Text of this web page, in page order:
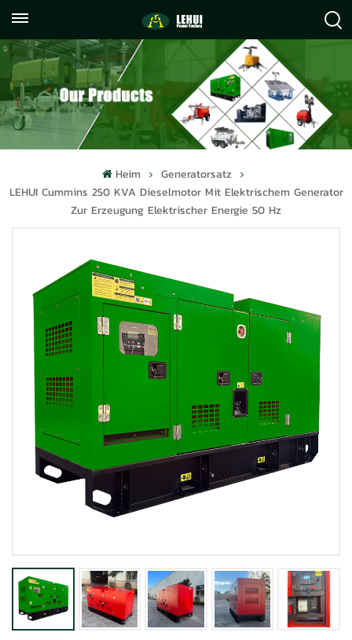
059122071372
info@lehuipowerfactory.com
Heim
Generatorsatz
LEHUI Cummins 250 KVA Dieselmotor Mit Elektrischem Generator
Zur Erzeugung Elektrischer Energie 50 Hz